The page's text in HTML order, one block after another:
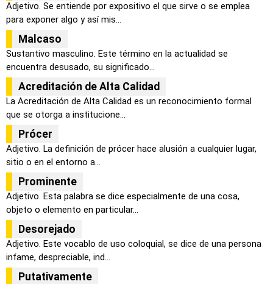
Adjetivo. Se entiende por expositivo el que sirve o se emplea
para exponer algo y así mis...
Malcaso
Sustantivo masculino. Este término en la actualidad se
encuentra desusado, su significado...
Acreditación de Alta Calidad
La Acreditación de Alta Calidad es un reconocimiento formal
que se otorga a institucione...
Prócer
Adjetivo. La definición de prócer hace alusión a cualquier lugar,
sitio o en el entorno a...
Prominente
Adjetivo. Esta palabra se dice especialmente de una cosa,
objeto o elemento en particular...
Desorejado
Adjetivo. Este vocablo de uso coloquial, se dice de una persona
infame, despreciable, ind...
Putativamente